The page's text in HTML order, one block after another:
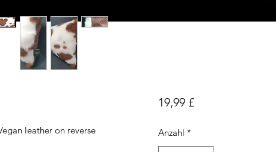
leather on reverse
19,99 £Preis
Anzahl *